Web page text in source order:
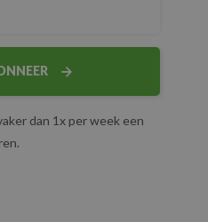
dan 1x per week een